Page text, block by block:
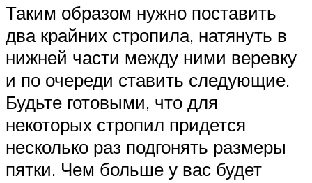
Таким образом нужно поставить
два крайних стропила, натянуть в
нижней части между ними веревку
и по очереди ставить следующие.
Будьте готовыми, что для
некоторых стропил придется
несколько раз подгонять размеры
пятки. Чем больше у вас будет